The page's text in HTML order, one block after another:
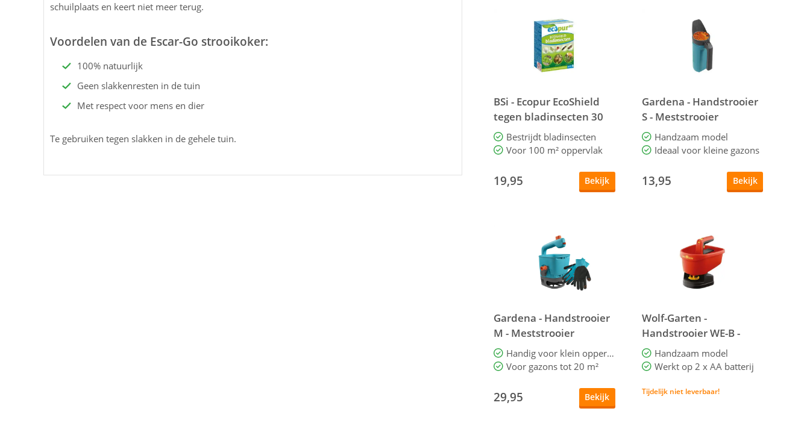
BSi - Ecopur EcoShield
tegen bladinsecten 30
ml voor 300 m²
Bestrijdt bladinsecten
Voor 100 m² oppervlak
19,95 Bekijk
Gardena - Handstrooier
M - Meststrooier
Handig voor klein oppervlak
Voor gazons tot 20 m²
29,95 Bekijk
Gardena - Handstrooier
S - Meststrooier
Handzaam model
Ideaal voor kleine gazons
13,95 Bekijk
Wolf-Garten -
Handstrooier WE-B -
Power spreader
Handzaam model
Werkt op 2 x AA batterij
Tijdelijk niet leverbaar!
schuilplaats en keert niet meer terug.
Voordelen van de Escar-Go strooikoker:
100% natuurlijk
Geen slakkenresten in de tuin
Met respect voor mens en dier
Te gebruiken tegen slakken in de gehele tuin.